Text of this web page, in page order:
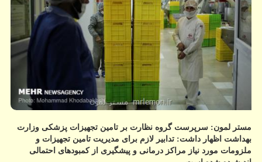
مستر لمون: سرپرست گروه نظارت بر تامین تجهیزات پزشكی وزارت
بهداشت اظهار داشت: تدابیر لازم برای مدیریت تامین تجهیزات و
ملزومات مورد نیاز مراكز درمانی و پیشگیری از كمبودهای احتمالی